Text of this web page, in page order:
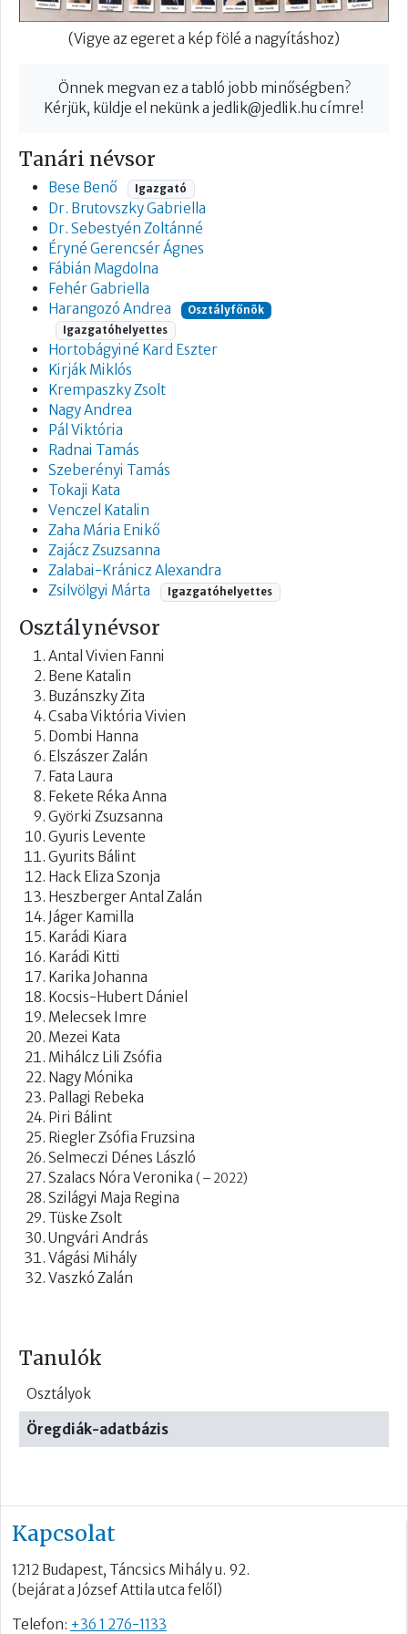
Tanulók
Osztályok
Öregdiák-adatbázis
(Vigye az egeret a kép fölé a nagyításhoz)
Önnek megvan ez a tabló jobb minőségben?
Kérjük, küldje el nekünk a jedlik@jedlik.hu címre!
Tanári névsor
Bese Benő Igazgató
Dr. Brutovszky Gabriella
Dr. Sebestyén Zoltánné
Éryné Gerencsér Ágnes
Fábián Magdolna
Fehér Gabriella
Harangozó Andrea
Osztályfőnök
Igazgatóhelyettes
Hortobágyiné Kard Eszter
Kirják Miklós
Krempaszky Zsolt
Nagy Andrea
Pál Viktória
Radnai Tamás
Szeberényi Tamás
Tokaji Kata
Venczel Katalin
Zaha Mária Enikő
Zajácz Zsuzsanna
Zalabai-Kránicz Alexandra
Zsilvölgyi Márta
Igazgatóhelyettes
Osztálynévsor
Antal Vivien Fanni
Bene Katalin
Buzánszky Zita
Csaba Viktória Vivien
Dombi Hanna
Elszászer Zalán
Fata Laura
Fekete Réka Anna
Györki Zsuzsanna
Gyuris Levente
Gyurits Bálint
Hack Eliza Szonja
Heszberger Antal Zalán
Jáger Kamilla
Karádi Kiara
Karádi Kitti
Karika Johanna
Kocsis-Hubert Dániel
Melecsek Imre
Mezei Kata
Mihálcz Lili Zsófia
Nagy Mónika
Pallagi Rebeka
Piri Bálint
Riegler Zsófia Fruzsina
Selmeczi Dénes László
Szalacs Nóra Veronika ( – 2022)
Szilágyi Maja Regina
Tüske Zsolt
Ungvári András
Vágási Mihály
Vaszkó Zalán
Kapcsolat
1212 Budapest, Táncsics Mihály u. 92.
(bejárat a József Attila utca felől)
Telefon: +36 1 276-1133